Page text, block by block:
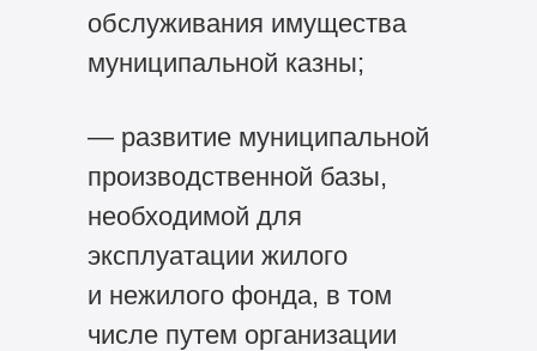
обслуживания имущества
муниципальной казны;
— развитие муниципальной
производственной базы,
необходимой для
эксплуатации жилого
и нежилого фонда, в том
числе путем организации